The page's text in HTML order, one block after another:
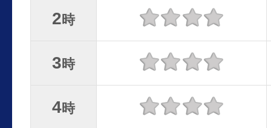
2時
3時
4時